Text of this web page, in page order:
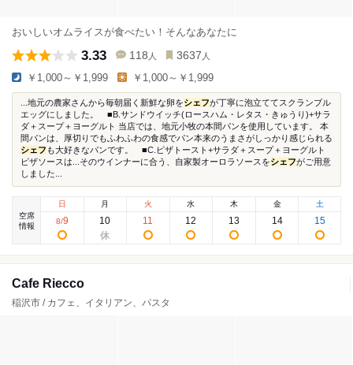
おいしいオムライスが食べたい！そんなあなたに
3.33 118 人 3637 人
￥1,000～￥1,999 ￥1,000～￥1,999
...地元の農家さんから毎朝届く新鮮な卵をシェフが丁寧に泡立ててスクランブル
エッグにしました。 ■B.サンドウイッチ(ロースハム・レタス・きゅうり)+サラ
ダ＋スープ＋ヨーグルト 当店では、地元小牧の本間パンを使用しています。 本
間パンは、厚切りでもふわふわの食感でパン本来のうまさがしっかり感じられる
シェフ も大好きなパンです。 ■C.ピザトースト+サラダ＋スープ＋ヨーグルト
ピザソースは...そのウインナーに合う、自家製オーロラソースをシェフがご用意
しました...
空席
情報
日
8/9
月
10
火
11
水
12
木
13
金
14
土
15
Cafe Riecco
稲沢市 / カフェ、イタリアン、パスタ